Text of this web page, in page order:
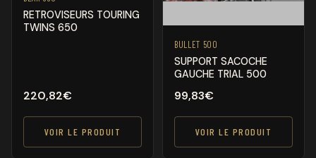
RETROVISEURS TOURING
TWINS 650
220,82€
VOIR LE PRODUIT
BULLET 500
SUPPORT SACOCHE
GAUCHE TRIAL 500
99,83€
VOIR LE PRODUIT